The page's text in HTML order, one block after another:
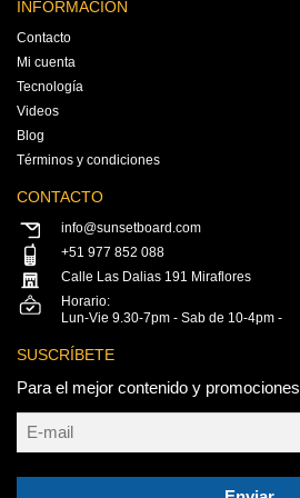
INFORMACIÓN
Contacto
Mi cuenta
Tecnología
Videos
Blog
Términos y condiciones
CONTACTO
info@sunsetboard.com
+51 977 852 088
Calle Las Dalias 191 Miraflores
Horario:
Lun-Vie 9.30-7pm - Sab de 10-4pm -
SUSCRÍBETE
Para el mejor contenido y promociones